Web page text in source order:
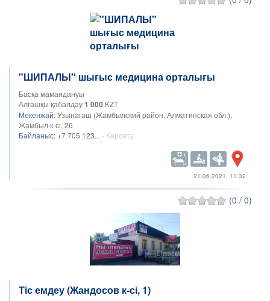
"ШИПАЛЫ" шығыс медицина орталығы
Басқа мамандануы
Алғашқы қабалдау1 000 KZT
Мекенжай:Узынагаш (Жамбылский район, Алматинская обл.),
Жамбыл к-сі, 26
Байланыс: +7 705 123... - Көрсету
21.06.2021, 11:32
(0 / 0)
Тіс емдеу (Жандосов к-сі, 1)